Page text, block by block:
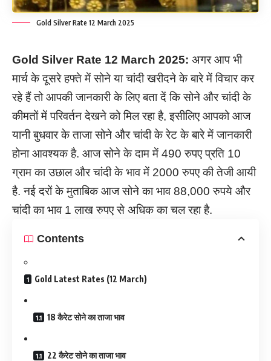
Gold Silver Rate 12 March 2025
Gold Silver Rate 12 March 2025: अगर आप भी
मार्च के दूसरे हफ्ते में सोने या चांदी खरीदने के बारे में विचार कर
रहे हैं तो आपकी जानकारी के लिए बता दें कि सोने और चांदी के
कीमतों में परिवर्तन देखने को मिल रहा है, इसीलिए आपको आज
यानी बुधवार के ताजा सोने और चांदी के रेट के बारे में जानकारी
होना आवश्यक है. आज सोने के दाम में 490 रुपए प्रति 10
ग्राम का उछाल और चांदी के भाव में 2000 रुपए की तेजी आयी
है. नई दरों के मुताबिक आज सोने का भाव 88,000 रुपये और
चांदी का भाव 1 लाख रुपए से अधिक का चल रहा है.
Contents
Gold Latest Rates (12 March)
18 कैरेट सोने का ताजा भाव
22 कैरेट सोने का ताजा भाव